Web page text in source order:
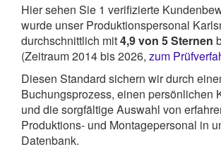
Hier sehen Sie 1 verifizierte
wurde unser Produktionspersonal
durchschnittlich mit4,9von 5Sternen
(Zeitraum 2014 bis 2026, zum
Diesen Standard sichern wir durch
Buchungsprozess, einen persönlichen
und die sorgfältige Auswahl von
Produktions- und Montagepersonal in
Datenbank.